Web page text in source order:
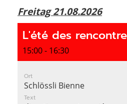
Freitag 21.08.2026
L'été des
15:00 - 16:30
Ort
Schlössli Bienne
Text